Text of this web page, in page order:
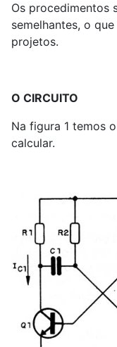
Os procedimentos
semelhantes, o
projetos.
O CIRCUITO
Na figura 1 temos
calcular.